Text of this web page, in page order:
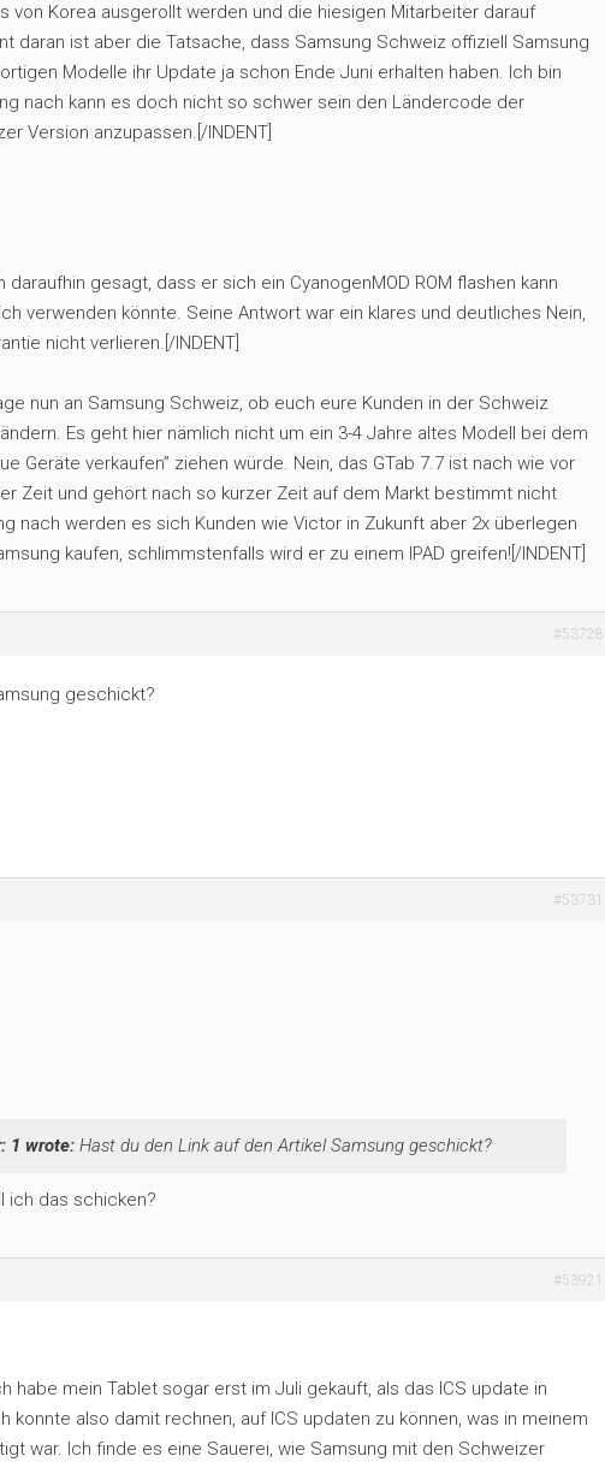
von Korea ausgerollt werden und die hiesigen Mitarbeiter darauf
daran ist aber die Tatsache, dass Samsung Schweiz offiziell Samsung
Modelle ihr Update ja schon Ende Juni erhalten haben. Ich bin
nach kann es doch nicht so schwer sein den Ländercode der
Version anzupassen.[/INDENT]
daraufhin gesagt, dass er sich ein CyanogenMOD ROM flashen kann
verwenden könnte. Seine Antwort war ein klares und deutliches Nein,
nicht verlieren.[/INDENT]
nun an Samsung Schweiz, ob euch eure Kunden in der Schweiz
Es geht hier nämlich nicht um ein 3-4 Jahre altes Modell bei dem
Geräte verkaufen” ziehen würde. Nein, das GTab 7.7 ist nach wie vor
Zeit und gehört nach so kurzer Zeit auf dem Markt bestimmt nicht
nach werden es sich Kunden wie Victor in Zukunft aber 2x überlegen
kaufen, schlimmstenfalls wird er zu einem IPAD greifen![/INDENT]
#53728
geschickt?
#53731
1 wrote: Hast du den Link auf den Artikel Samsung geschickt?
ich das schicken?
#53921
habe mein Tablet sogar erst im Juli gekauft, als das ICS update in
konnte also damit rechnen, auf ICS updaten zu können, was in meinem
war. Ich finde es eine Sauerei, wie Samsung mit den Schweizer